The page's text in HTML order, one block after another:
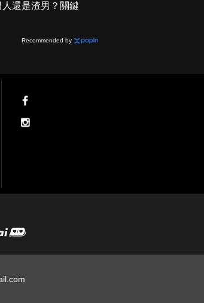
還是渣男？關鍵
Recommended by